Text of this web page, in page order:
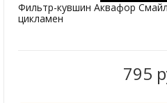
Фильтр-кувшин Аквафор
цикламен
795